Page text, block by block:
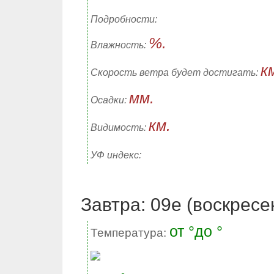
Подробности:
Влажность: %.
Скорость ветра будет достигать:
Осадки: мм.
Видимость: км.
УФ индекс:
Завтра: 09е
Температура: от °до °